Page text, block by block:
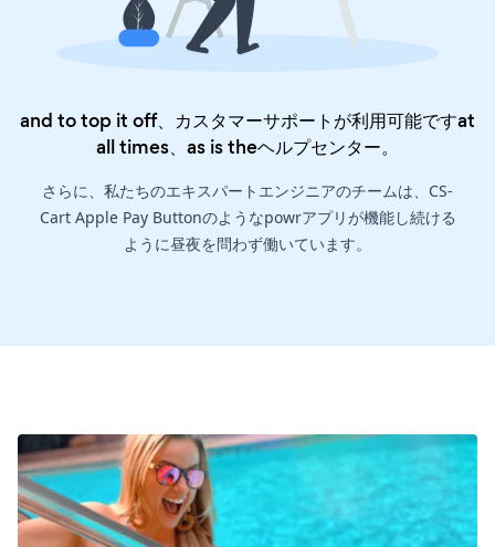
and to top it off、カスタマーサポートが利用可能ですat
all times、as is theヘルプセンター。
さらに、私たちのエキスパートエンジニアのチームは、CS-
Cart Apple Pay Buttonのようなpowrアプリが機能し続ける
ように昼夜を問わず働いています。